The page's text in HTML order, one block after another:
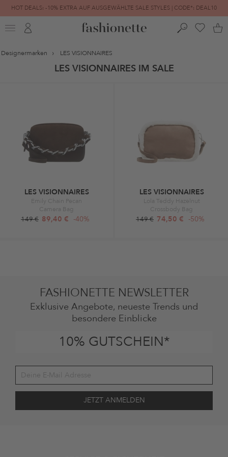
HOT DEALS: -10% EXTRA AUF AUSGEWÄHLTE SALE STYLES | CODE*: DEAL10
FINAL SALE | BIS ZU -80% REDUZIERT
Designermarken LES VISIONNAIRES
LES VISIONNAIRES IM SALE
LES VISIONNAIRES
Emily Chain Pecan
Camera Bag
149 € 89,40 € -40%
LES VISIONNAIRES
Lola Teddy Hazelnut
Crossbody Bag
149 € 74,50 € -50%
FASHIONETTE NEWSLETTER
Exklusive Angebote, neueste Trends und
besondere Einblicke
10% GUTSCHEIN*